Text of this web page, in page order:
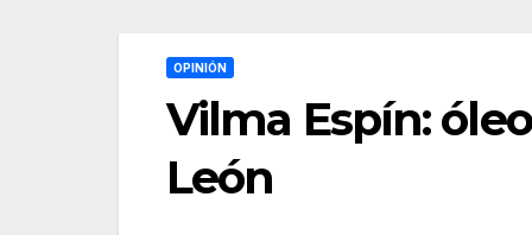
OPINIÓN
Vilma Espín:
León